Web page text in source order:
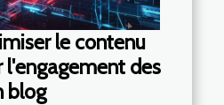
le contenu
l'engagement des
blog